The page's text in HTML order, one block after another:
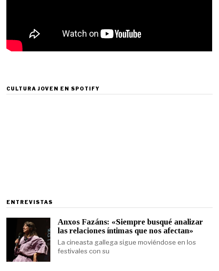
CULTURA JOVEN EN SPOTIFY
ENTREVISTAS
Anxos Fazáns: «Siempre busqué analizar
las relaciones íntimas que nos afectan»
La cineasta gallega sigue moviéndose en los
festivales con su